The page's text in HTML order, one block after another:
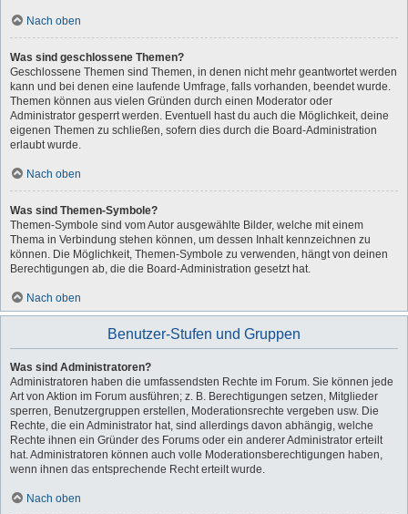
Nach oben
Was sind geschlossene Themen?
Geschlossene Themen sind Themen, in denen nicht mehr geantwortet werden
kann und bei denen eine laufende Umfrage, falls vorhanden, beendet wurde.
Themen können aus vielen Gründen durch einen Moderator oder
Administrator gesperrt werden. Eventuell hast du auch die Möglichkeit, deine
eigenen Themen zu schließen, sofern dies durch die Board-Administration
erlaubt wurde.
Nach oben
Was sind Themen-Symbole?
Themen-Symbole sind vom Autor ausgewählte Bilder, welche mit einem
Thema in Verbindung stehen können, um dessen Inhalt kennzeichnen zu
können. Die Möglichkeit, Themen-Symbole zu verwenden, hängt von deinen
Berechtigungen ab, die die Board-Administration gesetzt hat.
Nach oben
Benutzer-Stufen und Gruppen
Was sind Administratoren?
Administratoren haben die umfassendsten Rechte im Forum. Sie können jede
Art von Aktion im Forum ausführen; z. B. Berechtigungen setzen, Mitglieder
sperren, Benutzergruppen erstellen, Moderationsrechte vergeben usw. Die
Rechte, die ein Administrator hat, sind allerdings davon abhängig, welche
Rechte ihnen ein Gründer des Forums oder ein anderer Administrator erteilt
hat. Administratoren können auch volle Moderationsberechtigungen haben,
wenn ihnen das entsprechende Recht erteilt wurde.
Nach oben